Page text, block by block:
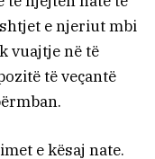
e njeriut mbi
vuajtje në të
të veçantë
e kësaj nate.